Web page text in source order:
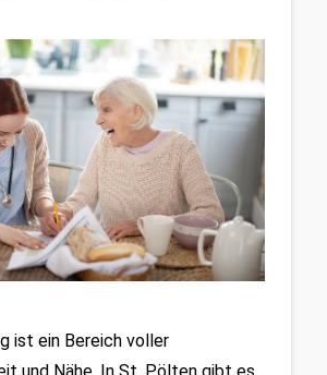
ist ein Bereich voller